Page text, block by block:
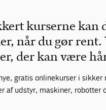
kurserne kan
når du gør
der kan være
gratis onlinekurser i
af udstyr, maskiner, robotter